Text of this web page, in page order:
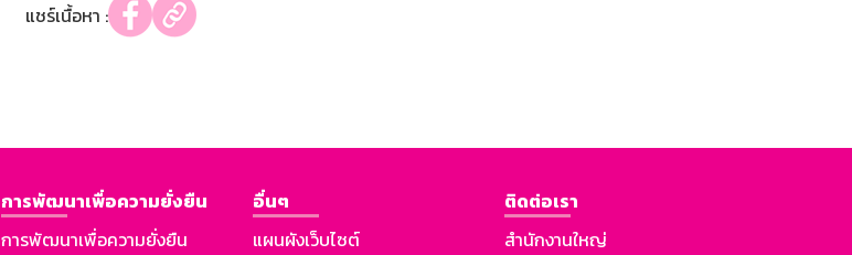
แชร์เนื้อหา :
การพัฒนาเพื่อความยั่งยืน
การพัฒนาเพื่อความยั่งยืน
อื่นๆ
แผนผังเว็บไซต์
ติดต่อเรา
สำนักงานใหญ่